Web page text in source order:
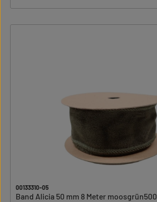
00133310-05
Band Alicia 50 mm 8 Meter moosgrün500